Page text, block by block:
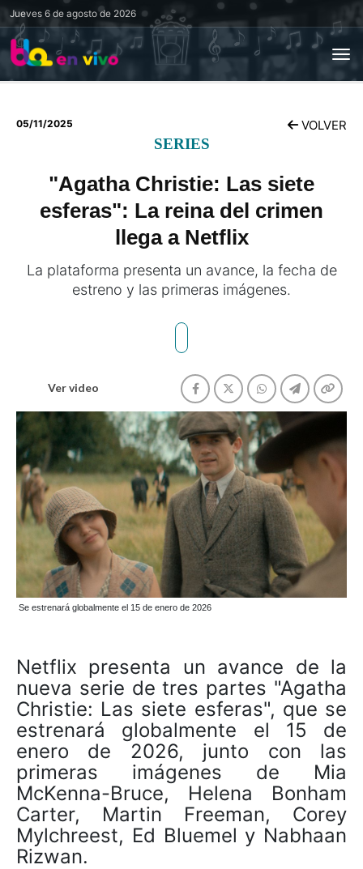
Jueves 6 de agosto de 2026
05/11/2025 VOLVER
SERIES
"Agatha Christie: Las siete
esferas": La reina del crimen
llega a Netflix
La plataforma presenta un avance, la fecha de
estreno y las primeras imágenes.
Ver video
Se estrenará globalmente el 15 de enero de 2026
Netflix presenta un avance de la
nueva serie de tres partes "Agatha
Christie: Las siete esferas", que se
estrenará globalmente el 15 de
enero de 2026, junto con las
primeras imágenes de Mia
McKenna-Bruce, Helena Bonham
Carter, Martin Freeman, Corey
Mylchreest, Ed Bluemel y Nabhaan
Rizwan.